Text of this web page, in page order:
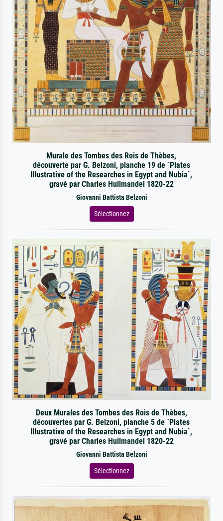
Murale des Tombes des Rois de Thèbes,
découverte par G. Belzoni, planche 19 de `Plates
Illustrative of the Researches in Egypt and Nubia`,
gravé par Charles Hullmandel 1820-22
Giovanni Battista Belzoni
Sélectionnez
Deux Murales des Tombes des Rois de Thèbes,
découvertes par G. Belzoni, planche 5 de `Plates
Illustrative of the Researches in Egypt and Nubia`,
gravé par Charles Hullmandel 1820-22
Giovanni Battista Belzoni
Sélectionnez